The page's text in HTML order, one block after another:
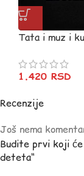
Tata i muz i
1.420 RSD
Recenzije
Još nema
Budite prvi koji
deteta“